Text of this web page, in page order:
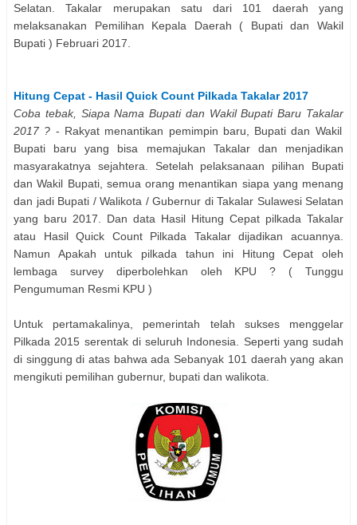
Selatan .Takalar merupakan satu dari 101 daerah yang
melaksanakan Pemilihan Kepala Daerah ( Bupati dan Wakil
Bupati ) Februari 2017.
Hitung Cepat - Hasil Quick Count Pilkada Takalar2017
Coba tebak, Siapa NamaBupati dan Wakil BupatiBaru Takalar
2017 ? - Rakyat menantikan pemimpin baru, Bupati dan Wakil
Bupati baru yang bisa memajukan Takalardan menjadikan
masyarakatnya sejahtera. Setelah pelaksanaan pilihan Bupati
dan Wakil Bupati, semua orang menantikan siapa yang menang
dan jadi Bupati / Walikota / Gubernur di Takalar Sulawesi Selatan
yang baru 2017. Dan data Hasil Hitung Cepat pilkada Takalar
atau Hasil Quick Count Pilkada Takalardijadikan acuannya.
Namun Apakah untuk pilkada tahun ini Hitung Cepat oleh
lembaga survey diperbolehkan oleh KPU ? ( Tunggu
Pengumuman Resmi KPU )
Untuk pertamakalinya, pemerintah telah sukses menggelar
Pilkada 2015 serentak di seluruh Indonesia. Seperti yang sudah
di singgung di atas bahwa ada Sebanyak 101 daerah yang akan
mengikuti pemilihan gubernur, bupati dan walikota.